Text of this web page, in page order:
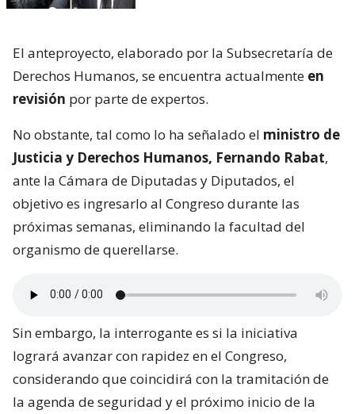
El anteproyecto, elaborado por la Subsecretaría de
Derechos Humanos, se encuentra actualmente en
revisión por parte de expertos.
No obstante, tal como lo ha señalado el ministro de
Justicia y Derechos Humanos, Fernando Rabat,
ante la Cámara de Diputadas y Diputados, el
objetivo es ingresarlo al Congreso durante las
próximas semanas, eliminando la facultad del
organismo de querellarse.
Sin embargo, la interrogante es si la iniciativa
logrará avanzar con rapidez en el Congreso,
considerando que coincidirá con la tramitación de
la agenda de seguridad y el próximo inicio de la